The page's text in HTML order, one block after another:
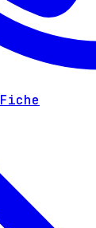
Fiche